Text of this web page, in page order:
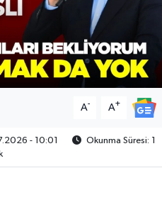
A- A+
- 10:01
Okunma Süresi: 1